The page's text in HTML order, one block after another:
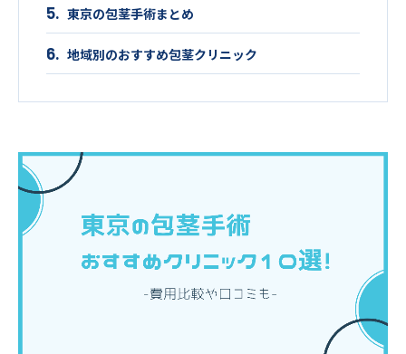
東京の包茎手術まとめ
地域別のおすすめ包茎クリニック